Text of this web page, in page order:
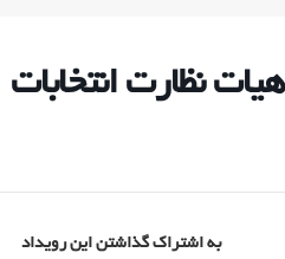
نظارت انتخابات
به اشتراک گذاشتن این رویداد